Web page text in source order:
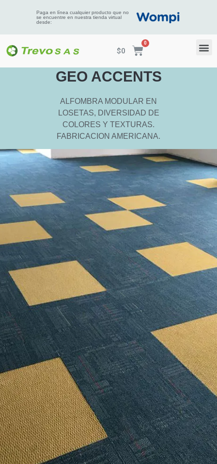
Paga en línea cualquier producto que no
se encuentre en nuestra tienda virtual
desde:
$0
GEO ACCENTS
ALFOMBRA MODULAR EN
LOSETAS, DIVERSIDAD DE
COLORES Y TEXTURAS.
FABRICACION AMERICANA.